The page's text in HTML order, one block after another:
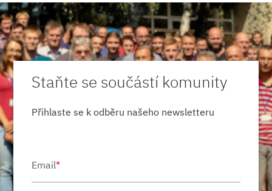
Staňte se součástí komunity
Přihlaste se k odběru našeho newsletteru
Email*